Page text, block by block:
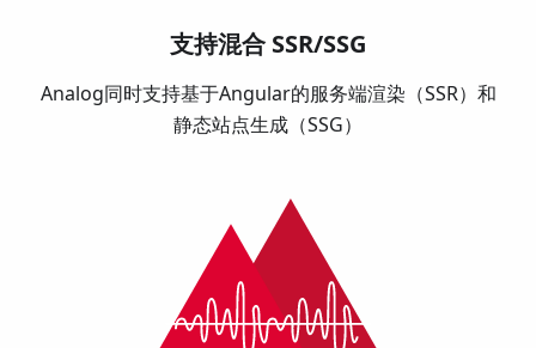
支持混合 SSR/SSG
Analog同时支持基于Angular的服务端渲染（SSR）和
静态站点生成（SSG）